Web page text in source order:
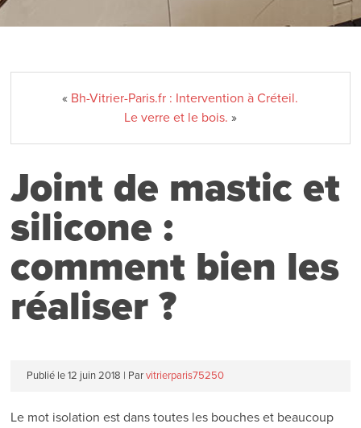
« Bh-Vitrier-Paris.fr : Intervention à Créteil.
Le verre et le bois. »
Joint de mastic et
silicone :
comment bien les
réaliser ?
Publié le 12 juin 2018 | Par vitrierparis75250
Le mot isolation est dans toutes les bouches et beaucoup